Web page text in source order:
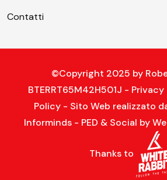
Contatti
©Copyright 2025 by
BTERRT65M42H501J - Privacy
Policy- Sito Web realizzato
Informinds- PED & Social by
Thanks to